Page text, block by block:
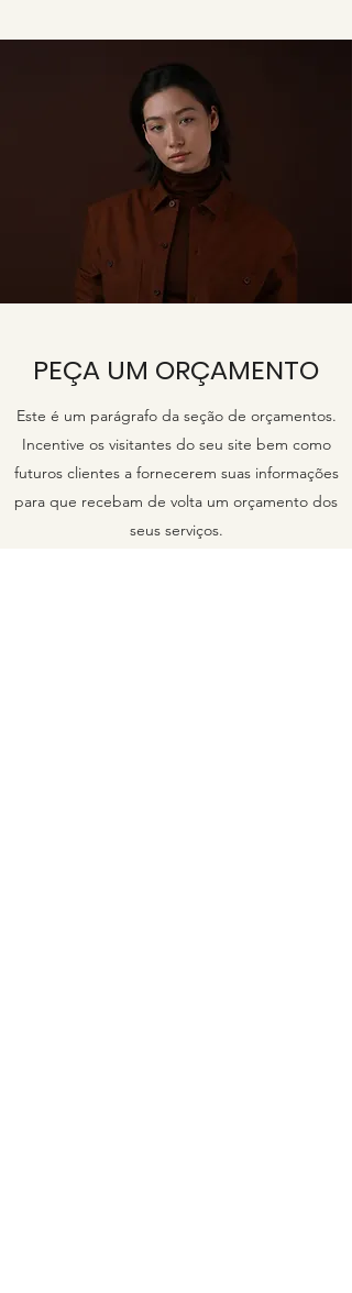
PEÇA UM ORÇAMENTO
Este é um parágrafo da seção de orçamentos.
Incentive os visitantes do seu site bem como
futuros clientes a fornecerem suas informações
para que recebam de volta um orçamento dos
seus serviços.